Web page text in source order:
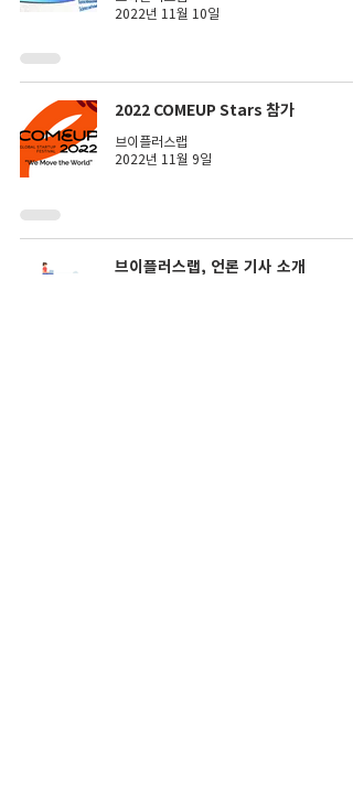
2022년 11월 10일
2022 COMEUP Stars 참가
브이플러스랩
2022년 11월 9일
브이플러스랩, 언론 기사 소개